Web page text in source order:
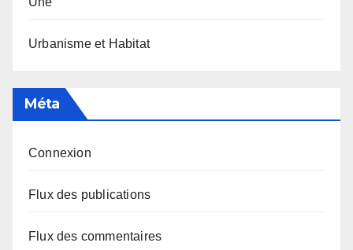
Urbanisme et Habitat
Méta
Connexion
Flux des publications
Flux des commentaires